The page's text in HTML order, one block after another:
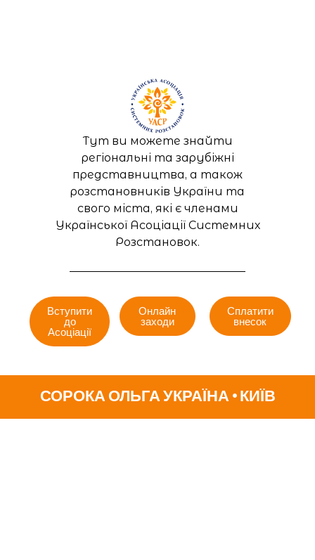
Тут ви можете знайти
регіональні та зарубіжні
представництва, а також
розстановників України та
свого міста, які є членами
Української Асоціації Системних
Розстановок.
Вступити
до
Асоціації
Онлайн
заходи
Сплатити
внесок
СОРОКА ОЛЬГА УКРАЇНА • КИЇВ